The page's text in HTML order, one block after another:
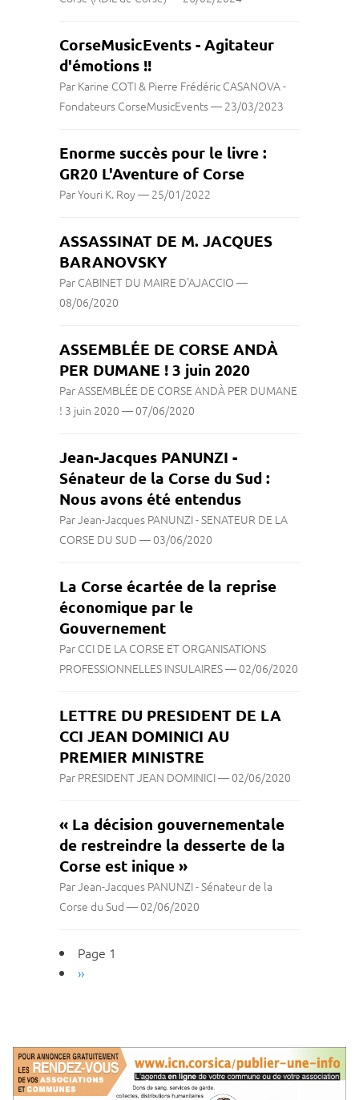
CorseMusicEvents - Agitateur
d'émotions !!
Par Karine COTI & Pierre Frédéric CASANOVA -
Fondateurs CorseMusicEvents— 23/03/2023
Enorme succès pour le livre :
GR20 L'Aventure of Corse
Par Youri K. Roy— 25/01/2022
ASSASSINAT DE M. JACQUES
BARANOVSKY
Par CABINET DU MAIRE D'AJACCIO —
08/06/2020
ASSEMBLÉE DE CORSE ANDÀ
PER DUMANE ! 3 juin 2020
Par ASSEMBLÉE DE CORSE ANDÀ PER DUMANE
! 3 juin 2020 — 07/06/2020
Jean-Jacques PANUNZI -
Sénateur de la Corse du Sud :
Nous avons été entendus
Par Jean-Jacques PANUNZI - SENATEUR DE LA
CORSE DU SUD — 03/06/2020
La Corse écartée de la reprise
économique par le
Gouvernement
Par CCI DE LA CORSE ET ORGANISATIONS
PROFESSIONNELLES INSULAIRES— 02/06/2020
LETTRE DU PRESIDENT DE LA
CCI JEAN DOMINICI AU
PREMIER MINISTRE
Par PRESIDENT JEAN DOMINICI— 02/06/2020
« La décision gouvernementale
de restreindre la desserte de la
Corse est inique »
Par Jean-Jacques PANUNZI - Sénateur de la
Corse du Sud — 02/06/2020
Pagination
Page 1
Page
››